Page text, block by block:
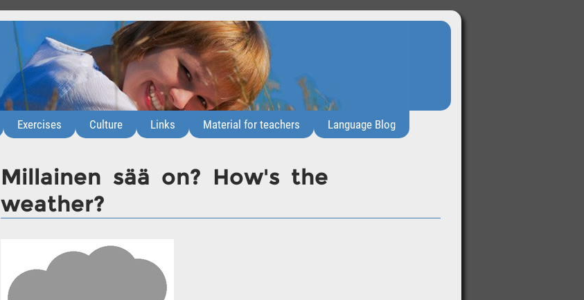
Exercises Culture Links Material for teachers Language Blog
Millainen sää on? How's the
weather?